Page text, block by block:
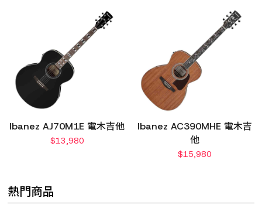
Ibanez AJ70M1E 電木吉他
$13,980
Ibanez AC390MHE 電木吉
他
$15,980
熱門商品